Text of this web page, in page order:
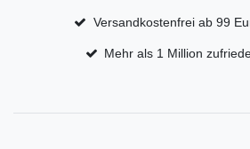
Versandkostenfrei ab 99
Mehr als 1 Million